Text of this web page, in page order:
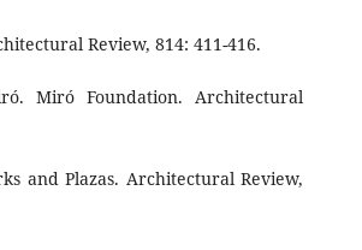
Review, 814: 411-416.
Miró Foundation. Architectural
and Plazas. Architectural Review,